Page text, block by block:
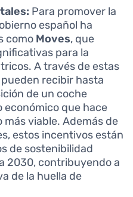
Para promover la
español ha
como Moves, que
para la
A través de estas
recibir hasta
de un coche
económico que hace
viable. Además de
estos incentivos están
de sostenibilidad
2030, contribuyendo a
de la huella de